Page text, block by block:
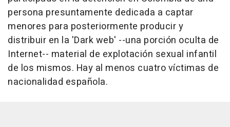
persona presuntamente dedicada a captar
menores para posteriormente producir y
distribuir en la 'Dark web' --una porción oculta de
Internet-- material de explotación sexual infantil
de los mismos. Hay al menos cuatro víctimas de
nacionalidad española.